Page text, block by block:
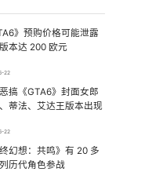
搬家报价570元 要5060元才肯上楼 7139310°
网络谣言的3种典型“伪装套路” 6856806°
》预购价格可能泄露
本达 200 欧元
22
搞《GTA6》封面女郎
蒂法、艾达王版本出现
22
终幻想：共鸣》有 20 多
历代角色参战